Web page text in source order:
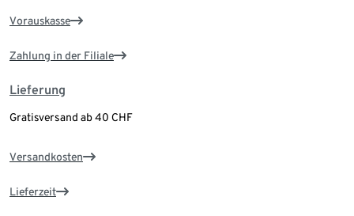
Vorauskasse
Zahlung in der Filiale
Lieferung
Gratisversand ab 40 CHF
Versandkosten
Lieferzeit